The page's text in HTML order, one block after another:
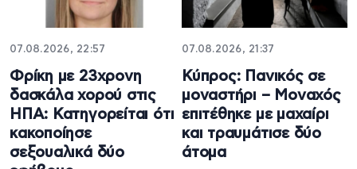
07.08.2026, 22:57
Φρίκη με 23χρονη
δασκάλα χορού στις
ΗΠΑ: Κατηγορείται ότι
κακοποίησε
σεξουαλικά δύο
07.08.2026, 21:37
Κύπρος: Πανικός σε
μοναστήρι – Μοναχός
επιτέθηκε με μαχαίρι
και τραυμάτισε δύο
άτομα